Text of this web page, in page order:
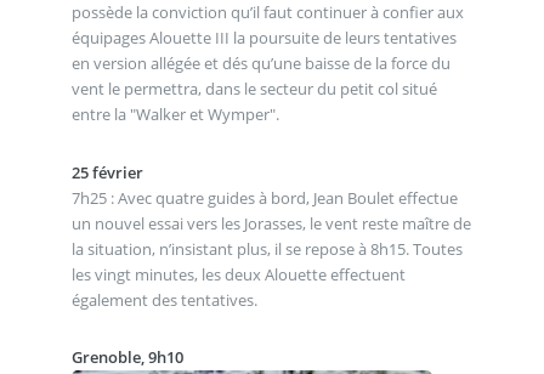
possède la conviction qu’il faut continuer à confier aux
équipages Alouette III la poursuite de leurs tentatives
en version allégée et dés qu’une baisse de la force du
vent le permettra, dans le secteur du petit col situé
entre la "Walker et Wymper".
25 février
7h25 : Avec quatre guides à bord, Jean Boulet effectue
un nouvel essai vers les Jorasses, le vent reste maître de
la situation, n’insistant plus, il se repose à 8h15. Toutes
les vingt minutes, les deux Alouette effectuent
également des tentatives.
Grenoble, 9h10